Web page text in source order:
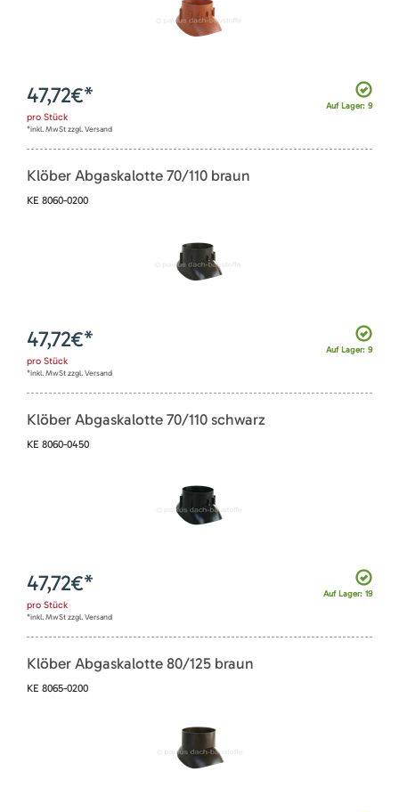
Auf Lager: 9
47,72€*
pro Stück
*inkl. MwSt zzgl. Versand
Klöber Abgaskalotte 70/110 braun
KE 8060-0200
Auf Lager: 9
47,72€*
pro Stück
*inkl. MwSt zzgl. Versand
Klöber Abgaskalotte 70/110 schwarz
KE 8060-0450
Auf Lager: 19
47,72€*
pro Stück
*inkl. MwSt zzgl. Versand
Klöber Abgaskalotte 80/125 braun
KE 8065-0200